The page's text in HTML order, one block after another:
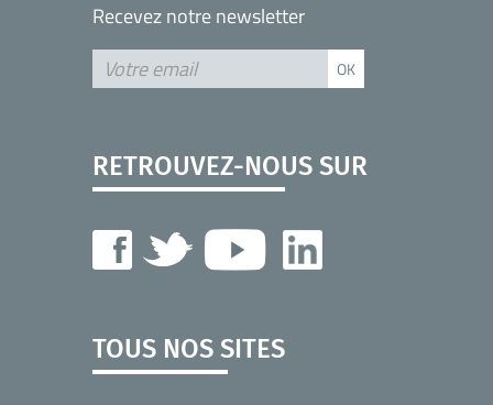
Recevez notre newsletter
RETROUVEZ-NOUS SUR
TOUS NOS SITES